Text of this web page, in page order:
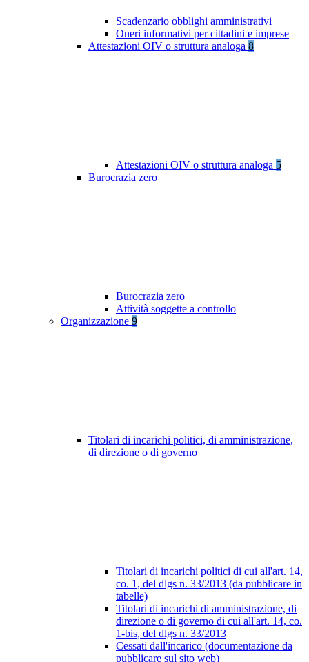
Scadenzario obblighi amministrativi
Oneri informativi per cittadini e imprese
Attestazioni OIV o struttura analoga 8
Attestazioni OIV o struttura analoga 5
Burocrazia zero
Burocrazia zero
Attività soggette a controllo
Organizzazione 9
Titolari di incarichi politici, di amministrazione,
di direzione o di governo
Titolari di incarichi politici di cui all'art. 14,
co. 1, del dlgs n. 33/2013 (da pubblicare in
tabelle)
Titolari di incarichi di amministrazione, di
direzione o di governo di cui all'art. 14, co.
1-bis, del dlgs n. 33/2013
Cessati dall'incarico (documentazione da
pubblicare sul sito web)